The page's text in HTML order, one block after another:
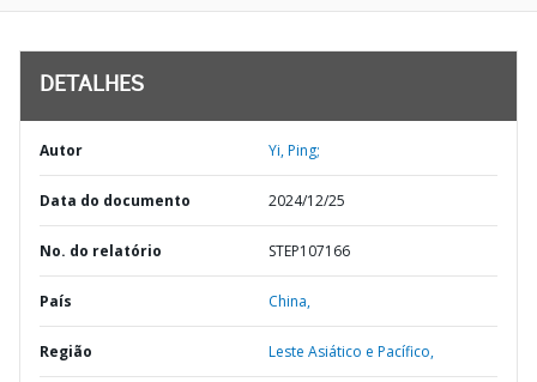
DETALHES
Autor Yi, Ping;
Data do documento 2024/12/25
No. do relatório STEP107166
País China,
Região Leste Asiático e Pacífico,